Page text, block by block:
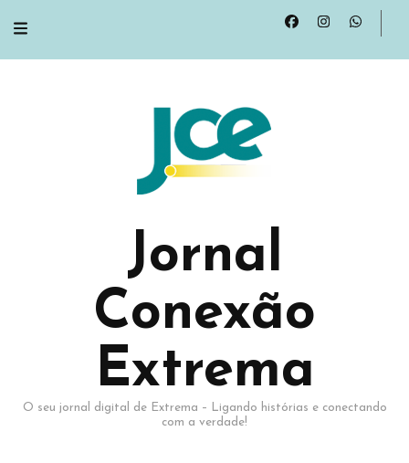
Jornal
Conexão
Extrema
O seu jornal digital de Extrema – Ligando histórias e conectando
com a verdade!